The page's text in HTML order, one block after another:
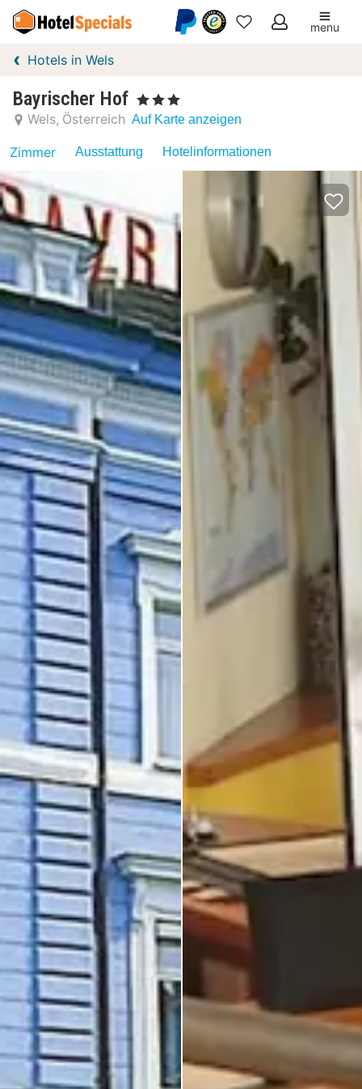
Meine
menu
Hotels in Wels
Bayrischer Hof , 3 Sterne
Wels Österreich Auf Karte anzeigen
Zimmer Ausstattung Hotelinformationen